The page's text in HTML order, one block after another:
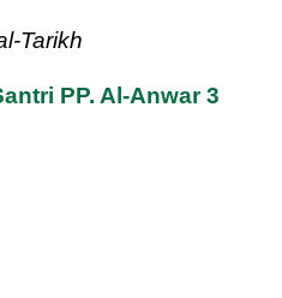
Tarikh
PP. Al-Anwar 3